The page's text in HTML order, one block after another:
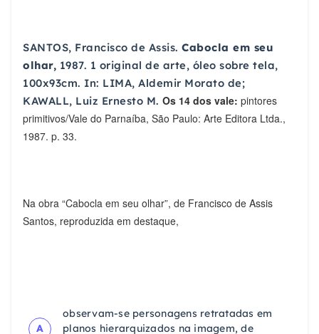
SANTOS, Francisco de Assis. Cabocla em seu
olhar, 1987. 1 original de arte, óleo sobre tela,
100x93cm. In: LIMA, Aldemir Morato de;
KAWALL, Luiz Ernesto M. Os 14 dos vale: pintores
primitivos/Vale do Parnaíba, São Paulo: Arte Editora Ltda.,
1987. p. 33.
Na obra “Cabocla em seu olhar”, de Francisco de Assis
Santos, reproduzida em destaque,
A
observam-se personagens retratadas em
planos hierarquizados na imagem, de